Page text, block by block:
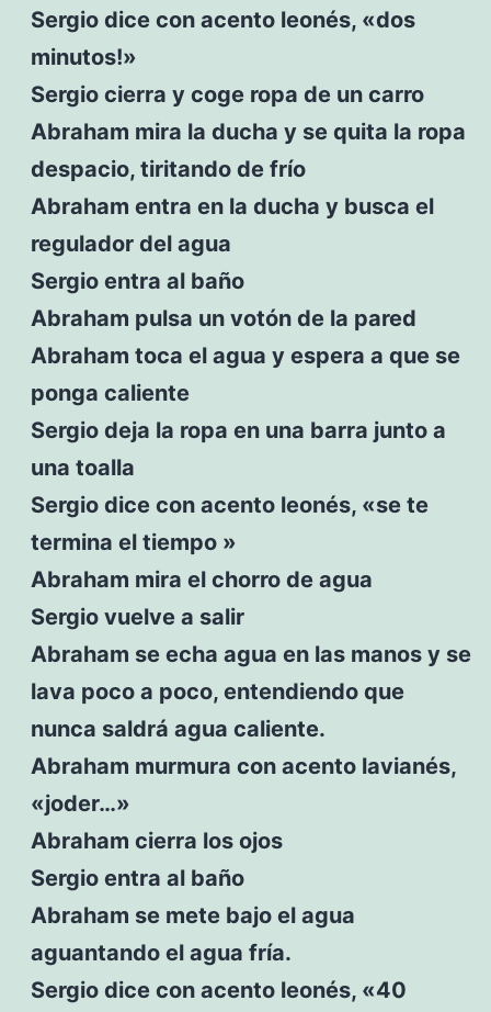
Sergio dice con acento leonés, «dos
minutos!»
Sergio cierra y coge ropa de un carro
Abraham mira la ducha y se quita la ropa
despacio, tiritando de frío
Abraham entra en la ducha y busca el
regulador del agua
Sergio entra al baño
Abraham pulsa un votón de la pared
Abraham toca el agua y espera a que se
ponga caliente
Sergio deja la ropa en una barra junto a
una toalla
Sergio dice con acento leonés, «se te
termina el tiempo »
Abraham mira el chorro de agua
Sergio vuelve a salir
Abraham se echa agua en las manos y se
lava poco a poco, entendiendo que
nunca saldrá agua caliente.
Abraham murmura con acento lavianés,
«joder…»
Abraham cierra los ojos
Sergio entra al baño
Abraham se mete bajo el agua
aguantando el agua fría.
Sergio dice con acento leonés, «40